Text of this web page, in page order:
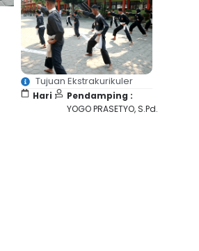
Tujuan Ekstrakurikuler
Hari :
Pendamping :
YOGO PRASETYO, S.Pd.